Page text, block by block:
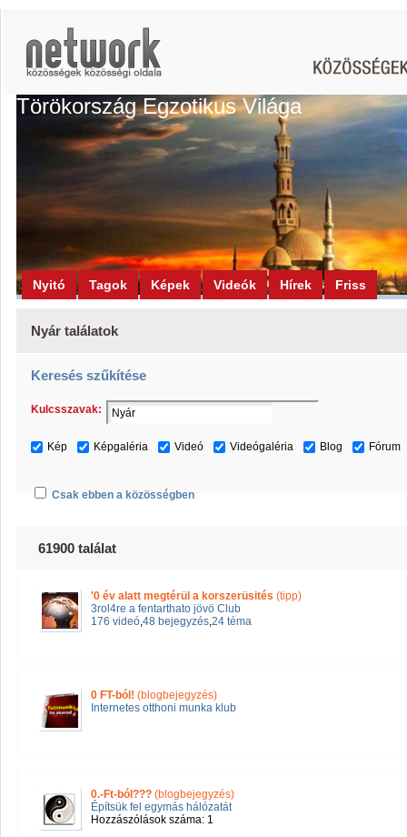
Törökország Egzotikus Világa
Nyitó Tagok Képek Videók Hírek Friss
Nyár találatok
Keresés szűkítése
Kulcsszavak:
Kép Képgaléria Videó Videógaléria Blog Fórum
Csak ebben a közösségben
61900 találat
'0 év alatt megtérül a korszerüsités (tipp)
3rol4re a fentarthato jövö Club
176 videó,48 bejegyzés,24 téma
0 FT-ból! (blogbejegyzés)
Internetes otthoni munka klub
0.-Ft-ból??? (blogbejegyzés)
Építsük fel egymás hálózatát
Hozzászólások száma: 1